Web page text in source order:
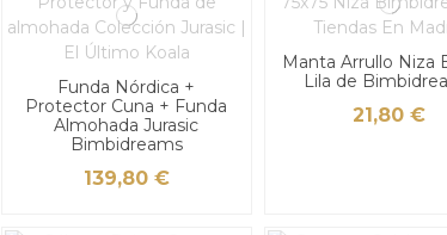
Funda Nórdica +
Protector Cuna + Funda
Almohada Jurasic
Bimbidreams
139,80 €
Manta Arrullo Niza
Lila de
21,80 €